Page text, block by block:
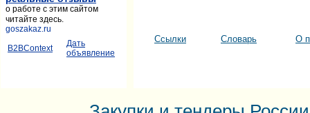
Ссылки Словарь О
о работе с этим сайтом
читайте здесь.
goszakaz.ru
B2BContext
Дать
объявление